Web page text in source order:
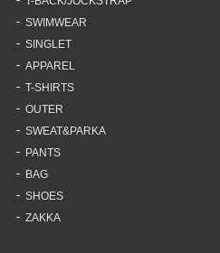
SWIMWEAR
SINGLET
APPAREL
T-SHIRTS
OUTER
SWEAT&PARKA
PANTS
BAG
SHOES
ZAKKA